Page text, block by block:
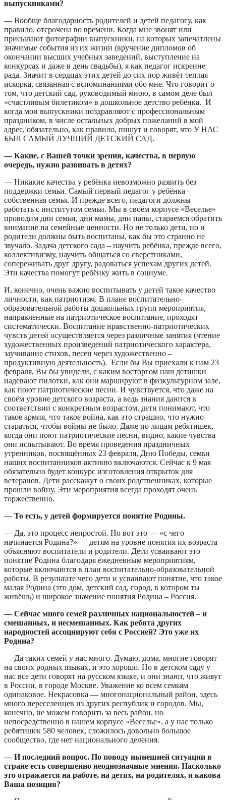
выпускниками?
— Вообще благодарность родителей и детей педагогу, как
правило, отсрочена во времени. Когда мне звонят или
присылают фотографии выпускники, на которых запечатлены
значимые события из их жизни (вручение дипломов об
окончании высших учебных заведений, выступление на
конкурсах и даже в день свадьбы), я как педагог искренне
рада. Значит в сердцах этих детей до сих пор живёт теплая
искорка, связанная с вспоминаниями обо мне. Что говорит о
том, что детский сад, руководимый мною, в самом деле был
«счастливым билетиком» в дошкольное детство ребёнка. И
когда мои выпускники поздравляют с профессиональным
праздником, в числе остальных добрых пожеланий в мой
адрес, обязательно, как правило, пишут и говорят, что У НАС
БЫЛ САМЫЙ ЛУЧШИЙ ДЕТСКИЙ САД.
— Какие, с Вашей точки зрения, качества, в первую
очередь, нужно развивать в детях?
— Никакие качества у ребёнка невозможно развить без
поддержки семьи. Самый первый педагог у ребёнка –
собственная семья. И прежде всего, педагоги должны
работать с институтом семьи. Мы в своём корпусе «Веселье»
проводим дни семьи, дни мамы, дни папы, стараемся обратить
внимание на семейные ценности. Но не только дети, но и
родители должны быть воспитаны, как бы это странно не
звучало. Задача детского сада – научить ребёнка, прежде всего,
коллективизму, научить общаться со сверстниками,
сопереживать друг другу, радоваться успехам других детей.
Эти качества помогут ребёнку жить в социуме.
И, конечно, очень важно воспитывать у детей такое качество
личности, как патриотизм. В плане воспитательно-
образовательной работы дошкольных групп мероприятия,
направленные на патриотическое воспитание, проходят
систематически. Воспитание нравственно-патриотических
чувств детей осуществляется через различные занятия (чтение
художественных произведений патриотического характера,
заучивание стихов, песен через художественно –
продуктивную деятельность). Если бы Вы приехали к нам 23
февраля, Вы бы увидели, с каким восторгом наш детишки
надевают пилотки, как они маршируют в физкультурном зале,
как поют патриотические песни. И чувствуется, что даже на
своём уровне детского возраста, а ведь знания даются в
соответствии с конкретным возрастом, дети понимают, что
такое армия, что такое война, как это страшно, что нужно
стараться, чтобы войны не было. Даже по лицам ребятишек,
когда они поют патриотические песни, видно, какие чувства
они испытывают. Во время проведения праздничных
утренников, посвящённых 23 февраля, Дню Победы, семьи
наших воспитанников активно включаются. Сейчас к 9 мая
обязательно будет конкурс изготовления открыток для
ветеранов. Дети расскажут о своих родственниках, которые
прошли войну. Эти мероприятия всегда проходят очень
торжественно.
— То есть, у детей формируется понятие Родины.
— Да, это процесс непростой. Но вот это — «с чего
начинается Родина?» — детям на уровне понятия их возраста
объясняют воспитатели и родители. Дети усваивают это
понятие Родина благодаря ежедневным мероприятиям,
которые включаются в план воспитательно-образовательной
работы. В результате чего дети и усваивают понятие, что такое
малая Родина (это дом, детский сад, город, в котором ты
живёшь) и широкое значение понятия Родина – Россия.
— Сейчас много семей различных национальностей – и
смешанных, и несмешанных. Как ребята других
народностей ассоциируют себя с Россией? Это уже их
Родина?
— Да таких семей у нас много. Думаю, дома, многие говорят
на своих родных языках, и это хорошо. Но в детском саду у
нас все дети говорят на русском языке, и они знают, что живут
в России, в городе Москве. Уважение ко всем семьям
одинаковое. Некрасовка — многонациональный район, здесь
много переселенцев из других республик и городов. Мы,
конечно, не можем говорить за весь район, но
непосредственно в нашем корпусе «Веселье», а у нас только
ребятишек 580 человек, сложилось довольно большое
сообщество, где нет национального деления.
— И последний вопрос. По поводу нынешней ситуации в
стране есть совершенно неоднозначные мнения. Насколько
это отражается на работе, на детях, на родителях, и какова
Ваша позиция?